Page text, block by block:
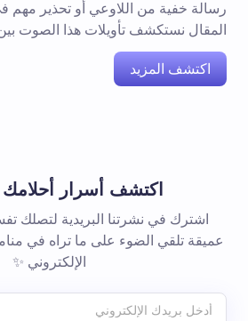
رسالة خفية من اللاوعي أو تحذير مهم
المقال نستكشف تأويلات هذا الصوت
اكتشف المزيد
اكتشف أسرار أحلامك
اشترك في نشرتنا البريدية لتصلك
عميقة تلقي الضوء على ما تراه في
الإلكتروني ✨